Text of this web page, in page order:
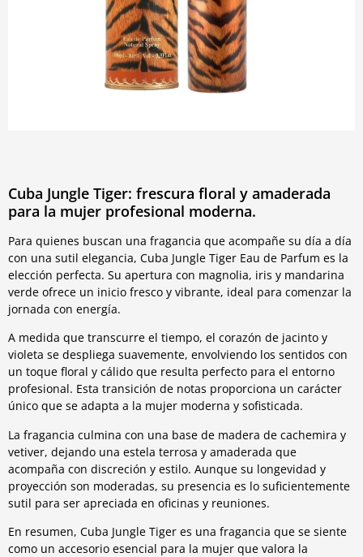
Cuba Jungle Tiger: frescura floral y amaderada
para la mujer profesional moderna.
Para quienes buscan una fragancia que acompañe su día a día
con una sutil elegancia, Cuba Jungle Tiger Eau de Parfum es la
elección perfecta. Su apertura con magnolia, iris y mandarina
verde ofrece un inicio fresco y vibrante, ideal para comenzar la
jornada con energía.
A medida que transcurre el tiempo, el corazón de jacinto y
violeta se despliega suavemente, envolviendo los sentidos con
un toque floral y cálido que resulta perfecto para el entorno
profesional. Esta transición de notas proporciona un carácter
único que se adapta a la mujer moderna y sofisticada.
La fragancia culmina con una base de madera de cachemira y
vetiver, dejando una estela terrosa y amaderada que
acompaña con discreción y estilo. Aunque su longevidad y
proyección son moderadas, su presencia es lo suficientemente
sutil para ser apreciada en oficinas y reuniones.
En resumen, Cuba Jungle Tiger es una fragancia que se siente
como un accesorio esencial para la mujer que valora la